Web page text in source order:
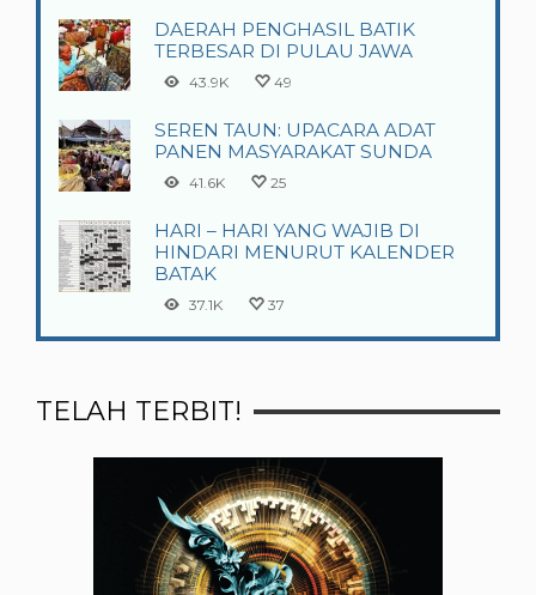
DAERAH PENGHASIL BATIK
TERBESAR DI PULAU JAWA
43.9K 49
SEREN TAUN: UPACARA ADAT
PANEN MASYARAKAT SUNDA
41.6K 25
HARI – HARI YANG WAJIB DI
HINDARI MENURUT KALENDER
BATAK
37.1K 37
TELAH TERBIT!